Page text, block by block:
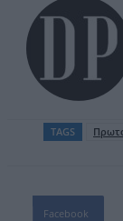
TAGS
Facebook